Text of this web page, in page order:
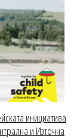
инициатива
и Източна